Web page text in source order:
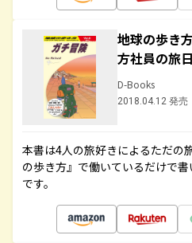
地球の歩き
方社員の旅
D-Books
2018.04.12 発売
本書は4人の旅好きによるただの
の歩き方』で働いているだけで
です。